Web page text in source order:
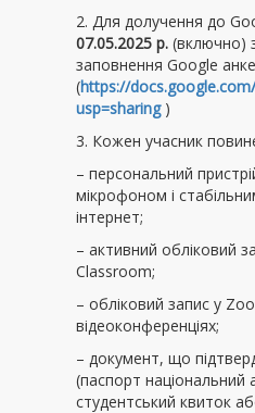
2. Для долучення до
07.05.2025 р. (включно)
заповнення Google
(https://
usp=sharing )
3. Кожен учасник
– персональний
мікрофоном і
інтернет;
– активний обліковий
Classroom;
– обліковий запис у
відеоконференціях;
– документ, що
(паспорт національний
студентський квиток